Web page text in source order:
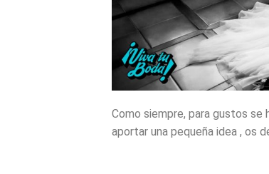
Como siempre, para gustos
aportar una pequeña idea , os